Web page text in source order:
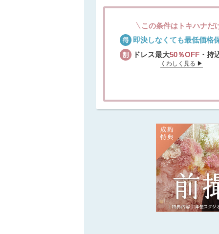
この条件はトキハナだ
即決しなくても最低価格
ドレス最大50％OFF ・持
くわしく見る ▶︎